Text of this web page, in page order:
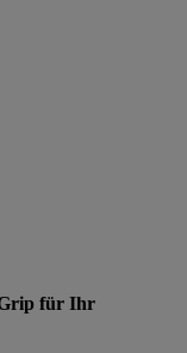
für Ihr